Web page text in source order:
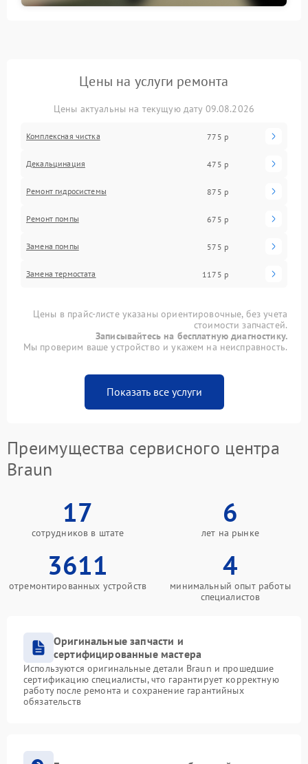
Цены на услуги ремонта
Цены актуальны на текущую дату 09.08.2026
Комплексная чистка 775 р
Декальцинация 475 р
Ремонт гидросистемы 875 р
Ремонт помпы 675 р
Замена помпы 575 р
Замена термостата 1175 р
Цены в прайс-листе указаны ориентировочные, без учета
стоимости запчастей.
Записывайтесь на бесплатную диагностику.
Мы проверим ваше устройство и укажем на неисправность.
Показать все услуги
Преимущества сервисного центра
Braun
17
сотрудников в штате
6
лет на рынке
3611
отремонтированных устройств
4
минимальный опыт работы
специалистов
Оригинальные запчасти и
сертифицированные мастера
Используются оригинальные детали Braun и прошедшие
сертификацию специалисты, что гарантирует корректную
работу после ремонта и сохранение гарантийных
обязательств